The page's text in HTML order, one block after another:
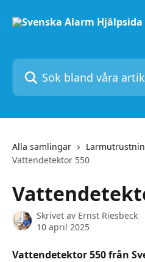
Sök bland våra artiklar …
Alla samlingar
Vattendetektor 550
Skrivet av Ernst Riesbeck
10 april 2025
Vattendetektor 550 från